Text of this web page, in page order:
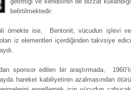
belirtilmektedir.
örnekte ise, Bentonit, vücudun işlevi ve
iz elementleri içerdiğinden takvsiye edici
sponsor edilen bir araştırmada, 1960’lı
hareket kabiliyetinin azalmasından ötürü